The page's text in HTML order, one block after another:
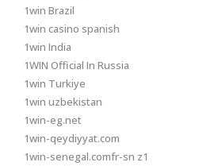
1win Brazil
1win casino spanish
1win India
1WIN Official In Russia
1win Turkiye
1win uzbekistan
1win-eg.net
1win-qeydiyyat.com
1win-senegal.comfr-sn z1